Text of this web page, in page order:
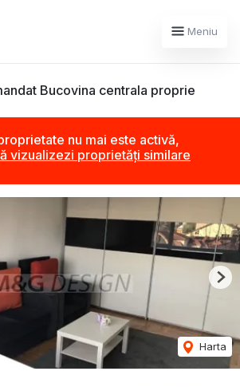
Meniu
Bucovina centrala proprie
nu mai este activă,
vizualizezi proprietăți similare
Harta